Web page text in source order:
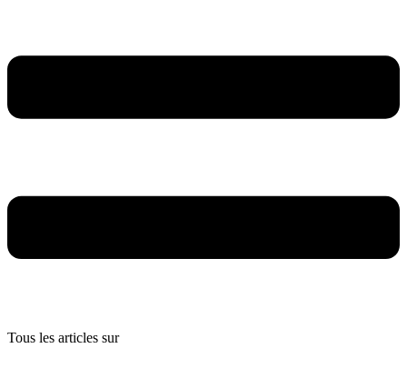
Tous les articles sur